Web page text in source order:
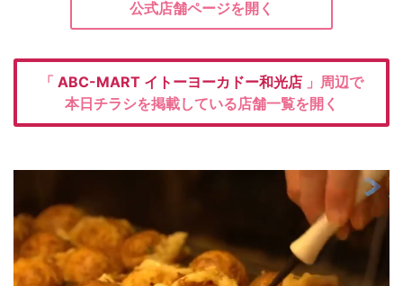
公式店舗ページを開く
「 ABC-MART イトーヨーカドー和光店 」周辺で
本日チラシを掲載している店舗一覧を開く